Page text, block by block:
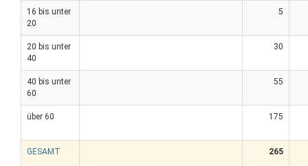
16 bis unter
20
5
20 bis unter
40
30
40 bis unter
60
55
über 60 175
GESAMT 265